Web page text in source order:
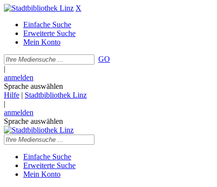
X
Einfache Suche
Erweiterte Suche
Mein Konto
GO
|
anmelden
Sprache auswählen
Hilfe | Stadtbibliothek Linz
|
anmelden
Sprache auswählen
Einfache Suche
Erweiterte Suche
Mein Konto